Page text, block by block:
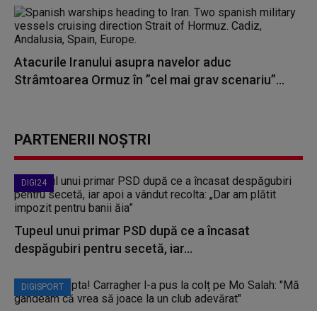
Atacurile Iranului asupra navelor aduc
Strâmtoarea Ormuz în ”cel mai grav scenariu”...
PARTENERII NOȘTRI
DIGI24
Tupeul unui primar PSD după ce a încasat
despăgubiri pentru secetă, iar...
DIGISPORT